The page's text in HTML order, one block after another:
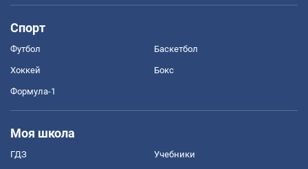
Спорт
Футбол Баскетбол
Хоккей Бокс
Формула-1
Моя школа
ГДЗ Учебники